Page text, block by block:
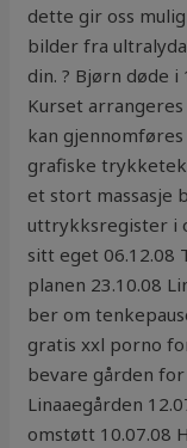
dette gir oss
bilder fra
din. ? Bjørn døde
Kurset
kan
grafiske
et stort massasje
uttrykksregister i
sitt eget 06.12.08
planen 23.10.08
ber om
gratis xxl porno
bevare gården
Linaaegården
omstøtt 10.07.08